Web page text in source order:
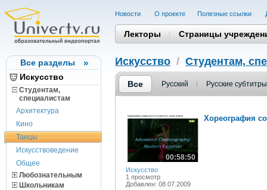
Все разделы
Искусство
Студентам,
cпециалистам
Архитектура
Кино
Танцы
Искусствоведение
Общее
Любознательным
Школьникам
Новости О проекте Полезные cсылки
Лекторы Страницы
Искусство / Студентам,
Все Русский Русские субтитры
00:58:50
Искусство
1 просмотр
Добавлен: 08.07.2009
Хореография